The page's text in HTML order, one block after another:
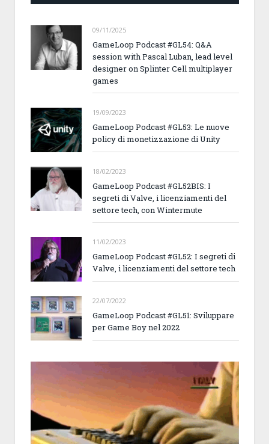
09/11/2025
GameLoop Podcast #GL54: Q&A
session with Pascal Luban, lead level
designer on Splinter Cell multiplayer
games
19/09/2023
GameLoop Podcast #GL53: Le nuove
policy di monetizzazione di Unity
18/02/2023
GameLoop Podcast #GL52BIS: I
segreti di Valve, i licenziamenti del
settore tech, con Wintermute
11/02/2023
GameLoop Podcast #GL52: I segreti di
Valve, i licenziamenti del settore tech
22/07/2022
GameLoop Podcast #GL51: Sviluppare
per Game Boy nel 2022